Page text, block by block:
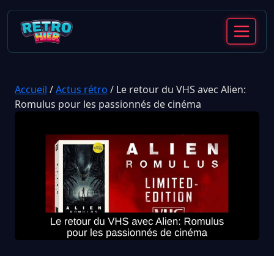
Accueil /Actus rétro / Le retour du VHS avec Alien:
Romulus pour les passionnés de cinéma